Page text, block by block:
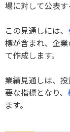
場に対して公表す
この見通しには、
標が含まれ、企
て作成します。
業績見通しは、
要な指標となり、
ます。